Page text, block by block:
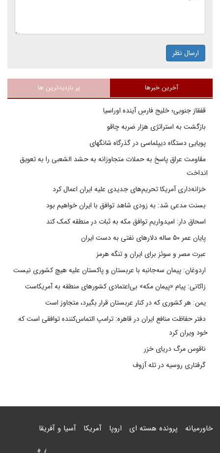
ارسال نظر
آخرین خبرها پر بازدیدترین ها
قفقاز جنوبی؛ خلیج فارسِ آینده اوراسیا
بازگشت به استراتژی هزار ضربه چاقو
پویایی دستگاه دیپلماسی در گذرگاه شانگهای
مقاومت عراق پاسخ به حملات متجاوزانه به حشد الشعبی را به تعویق
انداخت
خزانه‌داری آمریکا تحریم‌های جدیدی علیه ایران اعمال کرد
بسنت مدعی شد: به زودی شاهد توافق با ایران خواهیم بود
اسحاق دار: امیدواریم توافق مکه به ثبات در منطقه کمک کند
پایان عمر ۵۰ ساله دلارهای نفتی به دست ایران
عبرت مصر و سوئز برای ایران و تنگه هرمز
اردوغان: پیمان سه‌جانبه با عربستان و پاکستان علیه هیچ کشوری نیست
زاکانی: پیام «پیمان مکه» بی‌اعتمادی کشورهای منطقه به آمریکاست
یمن: هر کشوری که در کنار عربستان قرار بگیرد، متجاوز است
دفتر حفاظت منافع ایران در قاهره: ترامپ التماس‌کننده توافقی است که
خود ویران کرد
ناقوس مرگ دریای خزر
گرفتاری روسیه در تله آزوف
خاورمیانه پرونده هسته ای اروپا آمریکا آسیا و آفریقا